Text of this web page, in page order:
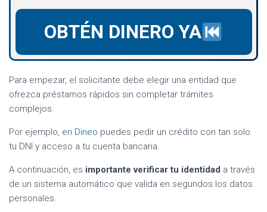
OBTÉN DINERO YA
Para empezar, el solicitante debe elegir una entidad que
ofrezca préstamos rápidos sin completar trámites
complejos.
Por ejemplo, en Dineo puedes pedir un crédito con tan solo
tu DNI y acceso a tu cuenta bancaria.
A continuación, es importante verificar tu identidad a través
de un sistema automático que valida en segundos los datos
personales.